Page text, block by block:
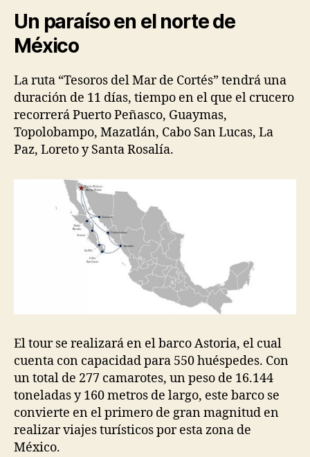
Un paraíso en el norte de
México
La ruta “Tesoros del Mar de Cortés” tendrá una
duración de 11 días, tiempo en el que el crucero
recorrerá Puerto Peñasco, Guaymas,
Topolobampo, Mazatlán, Cabo San Lucas, La
Paz, Loreto y Santa Rosalía.
El tour se realizará en el barco Astoria, el cual
cuenta con capacidad para 550 huéspedes. Con
un total de 277 camarotes, un peso de 16.144
toneladas y 160 metros de largo, este barco se
convierte en el primero de gran magnitud en
realizar viajes turísticos por esta zona de
México.